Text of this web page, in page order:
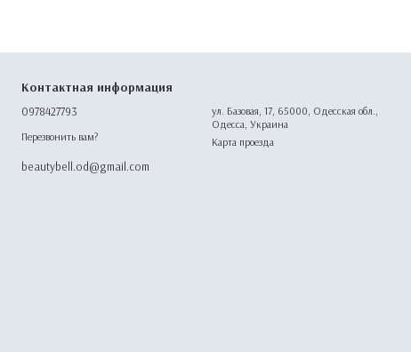
Контактная информация
0978427793
Перезвонить вам?
beautybell.od@gmail.com
ул. Базовая, 17, 65000, Одесская обл.,
Одесса, Украина
Карта проезда